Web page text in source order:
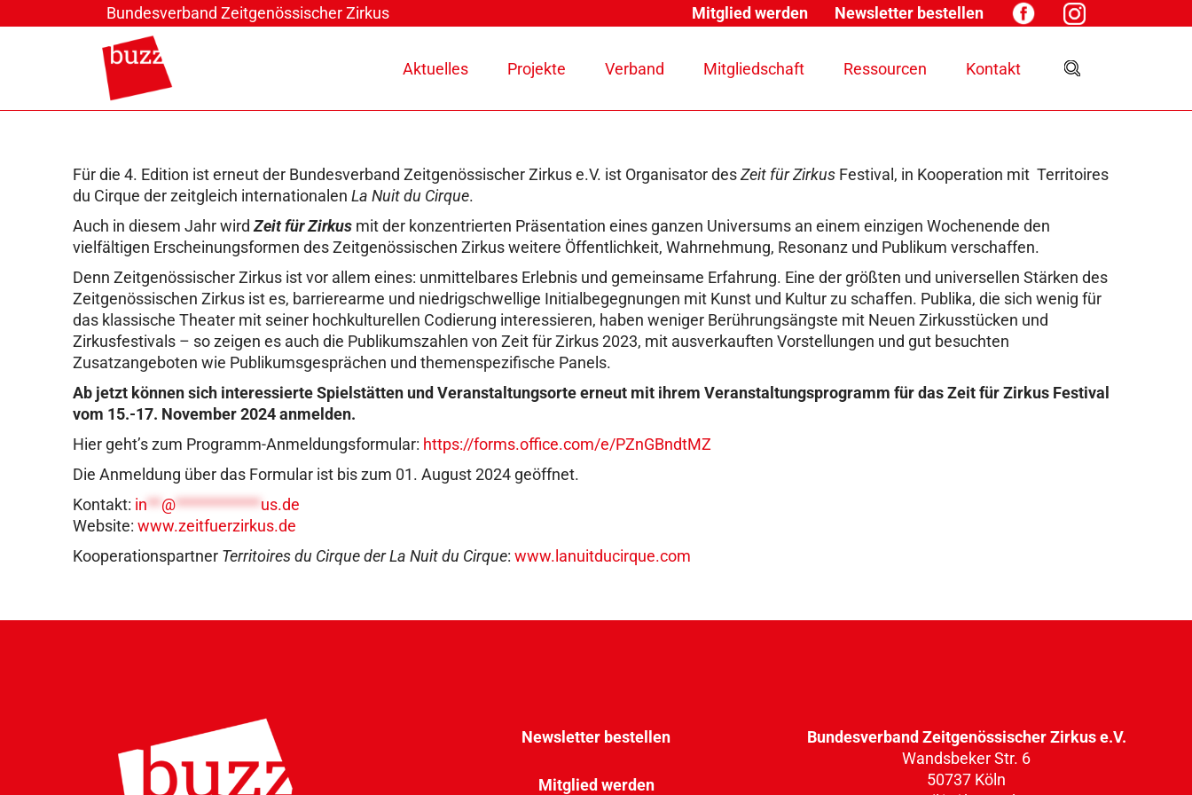
Bundesverband Zeitgenössischer Zirkus Mitglied werden Newsletter bestellen
Aktuelles Projekte Verband Mitgliedschaft Ressourcen Kontakt
Für die 4. Edition ist erneut der Bundesverband Zeitgenössischer Zirkus e.V. ist Organisator desZeit für Zirkus Festival, in Kooperation mit Territoires
du Cirque der zeitgleich internationalen La Nuit du Cirque.
Auch in diesem Jahr wird Zeit für Zirkus mit der konzentrierten Präsentation eines ganzen Universums an einem einzigen Wochenende den
vielfältigen Erscheinungsformen des Zeitgenössischen Zirkus weitere Öffentlichkeit, Wahrnehmung, Resonanz und Publikum verschaffen.
Denn Zeitgenössischer Zirkus ist vor allem eines: unmittelbares Erlebnis und gemeinsame Erfahrung. Eine der größten und universellen Stärken des
Zeitgenössischen Zirkus ist es, barrierearme und niedrigschwellige Initialbegegnungen mit Kunst und Kultur zu schaffen. Publika, die sich wenig für
das klassische Theater mit seiner hochkulturellen Codierung interessieren, haben weniger Berührungsängste mit Neuen Zirkusstücken und
Zirkusfestivals – so zeigen es auch die Publikumszahlen von Zeit für Zirkus 2023, mit ausverkauften Vorstellungen und gut besuchten
Zusatzangeboten wie Publikumsgesprächen und themenspezifische Panels.
Ab jetzt können sich interessierte Spielstätten und Veranstaltungsorte erneut mit ihrem Veranstaltungsprogramm für das Zeit für Zirkus Festival
vom 15.-17. November 2024 anmelden.
Hier geht’s zum Programm-Anmeldungsformular: https://forms.office.com/e/PZnGBndtMZ
Die Anmeldung über das Formular ist bis zum 01. August 2024 geöffnet.
Kontakt: in**@************us.de
Website: www.zeitfuerzirkus.de
Kooperationspartner Territoires du Cirque der La Nuit du Cirque: www.lanuitducirque.com
Newsletter bestellen
Mitglied werden
Bundesverband Zeitgenössischer Zirkus e.V.
Wandsbeker Str. 6
50737 Köln